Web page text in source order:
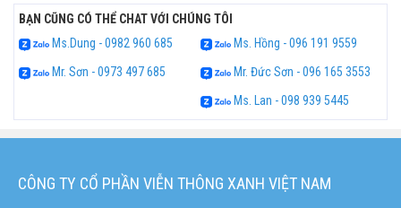
BẠN CŨNG CÓ THỂ CHAT VỚI CHÚNG TÔI
Ms.Dung - 0982 960 685
Ms. Hồng - 096 191 9559
Mr. Sơn - 0973 497 685
Mr. Đức Sơn - 096 165 3553
Ms. Lan - 098 939 5445
CÔNG TY CỔ PHẦN VIỄN THÔNG XANH VIỆT NAM